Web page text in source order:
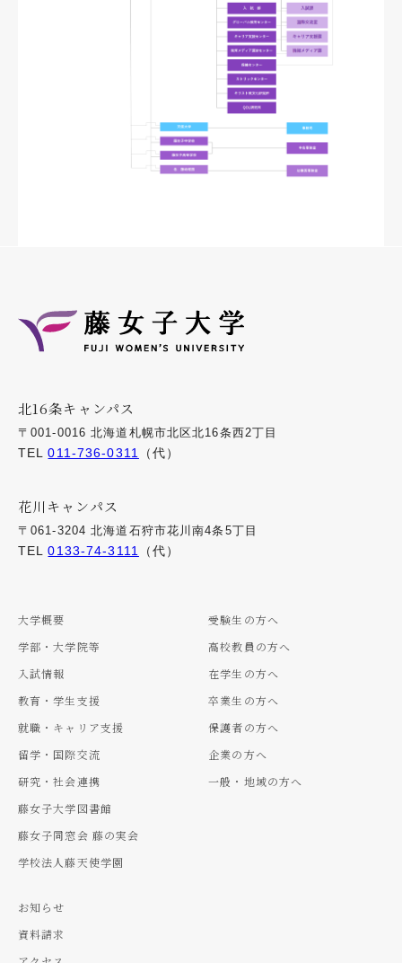
北16条キャンパス
〒001-0016 北海道札幌市北区北16条西2丁目
TEL011-736-0311 （代）
花川キャンパス
〒061-3204 北海道石狩市花川南4条5丁目
TEL0133-74-3111 （代）
大学概要
学部・大学院等
入試情報
教育・学生支援
就職・キャリア支援
留学・国際交流
研究・社会連携
藤女子大学図書館
藤女子同窓会 藤の実会
学校法人藤天使学園
受験生の方へ
高校教員の方へ
在学生の方へ
卒業生の方へ
保護者の方へ
企業の方へ
一般・地域の方へ
お知らせ
資料請求